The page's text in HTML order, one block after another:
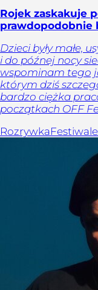
Rojek zaskakuje
prawdopodobnie
Dzieci były małe,
i do późnej nocy
wspominam tego
którym dziś
bardzo ciężka
początkach OFF
Rozrywka